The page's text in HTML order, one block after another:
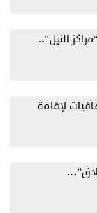
النيل”..
لإقامة